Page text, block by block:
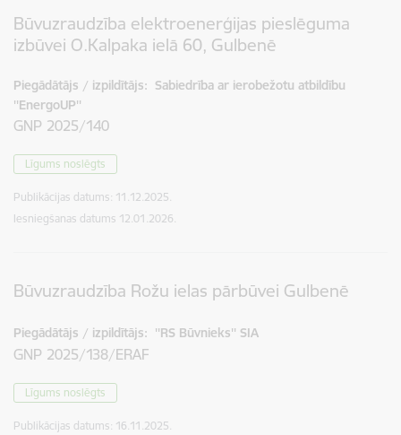
Būvuzraudzība elektroenerģijas pieslēguma
izbūvei O.Kalpaka ielā 60, Gulbenē
Piegādātājs / izpildītājs: Sabiedrība ar ierobežotu atbildību
''EnergoUP''
GNP 2025/140
Līgums noslēgts
Publikācijas datums: 11.12.2025.
Iesniegšanas datums 12.01.2026.
Būvuzraudzība Rožu ielas pārbūvei Gulbenē
Piegādātājs / izpildītājs: ''RS Būvnieks'' SIA
GNP 2025/138/ERAF
Līgums noslēgts
Publikācijas datums: 16.11.2025.